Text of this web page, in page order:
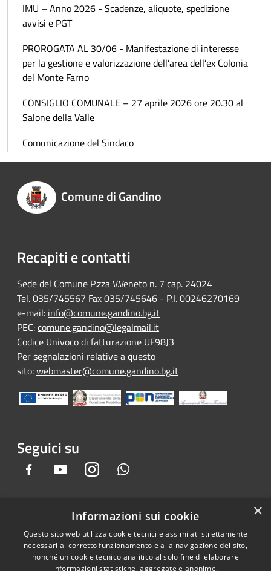
IMU – Anno 2026 - Scadenze, aliquote, spedizione
avvisi e PGT
PROROGATA AL 30/06 - Manifestazione di interesse
per la gestione e valorizzazione dell’area dell’ex Colonia
del Monte Farno
CONSIGLIO COMUNALE – 27 aprile 2026 ore 20.30 al
Salone della Valle
Comunicazione del Sindaco
Comune di Gandino
Recapiti e contatti
Sede del Comune P.zza V.Veneto n. 7 cap. 24024
Tel. 035/745567 Fax 035/745646 - P.I. 00246270169
e-mail: info@comune.gandino.bg.it
PEC:comune.gandino@legalmail.it
Codice Univoco di fatturazione UF98J3
Per segnalazioni relative a questo
sito:webmaster@comune.gandino.bg.it
Seguici su
Facebook YoutubeInstagram
Accessibilità
Privacy
Gandino • Powered by
Municipium•Accesso
×
Informazioni sui cookie
Questo sito web utilizza cookie tecnici e assimilati strettamente
necessari al corretto funzionamento e alla navigazione del sito,
nonché un cookie tecnico analitico al solo fine di elaborare
informazioni statistiche, aggregate e anonime.